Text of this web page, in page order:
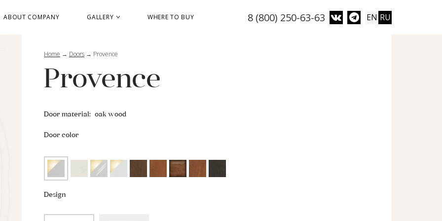
8 (800) 250-63-63 EN RU
ABOUT COMPANY GALLERY WHERE TO BUY
Home → Doors → Provence
Provence
Door material: oak wood
Design
Door color